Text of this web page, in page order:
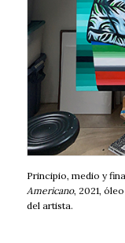
Principio, medio y
Americano, 2021,
del artista.